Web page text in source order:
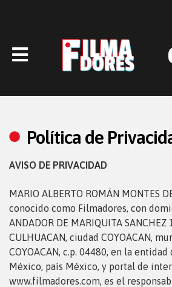
Política de
AVISO DE PRIVACIDAD
MARIO ALBERTO ROMÁN MONTES
conocido como Filmadores, con
ANDADOR DE MARIQUITA
CULHUACAN, ciudad COYOACAN,
COYOACAN, c.p. 04480, en la entidad
México, país México, y portal de
www.filmadores.com, es el